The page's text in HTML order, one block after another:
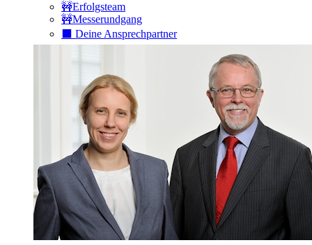
🚧Erfolgsteam
🚧Messerundgang
⬛️ Deine Ansprechpartner